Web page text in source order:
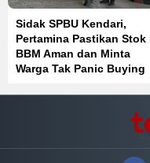
Sidak SPBU Kendari,
Pertamina Pastikan Stok
BBM Aman dan Minta
Warga Tak Panic Buying